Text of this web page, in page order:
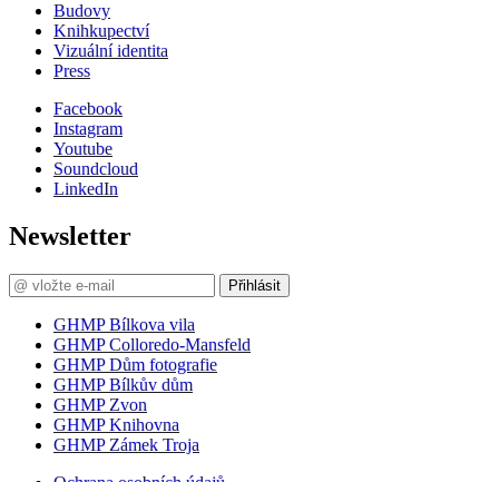
Budovy
Knihkupectví
Vizuální identita
Press
Facebook
Instagram
Youtube
Soundcloud
LinkedIn
Newsletter
Přihlásit
GHMP Bílkova vila
GHMP Colloredo-Mansfeld
GHMP Dům fotografie
GHMP Bílkův dům
GHMP Zvon
GHMP Knihovna
GHMP Zámek Troja